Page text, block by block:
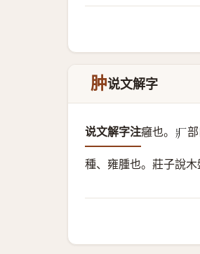
肿说文解字
说文解字注癰也。 𤕫
種、雍腫也。莊子說木